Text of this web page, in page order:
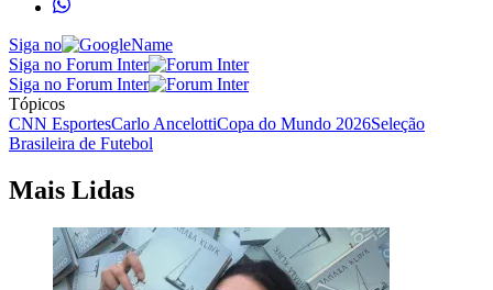
Siga no
Siga no Forum Inter
Siga no Forum Inter
Tópicos
CNN EsportesCarlo AncelottiCopa do Mundo 2026Seleção
Brasileira de Futebol
Mais Lidas